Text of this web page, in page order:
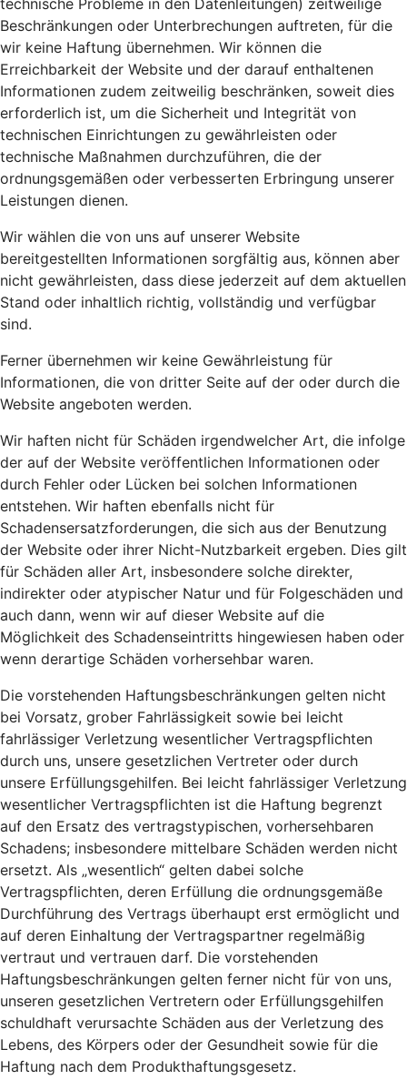
technische Probleme in den Datenleitungen) zeitweilige
Beschränkungen oder Unterbrechungen auftreten, für die
wir keine Haftung übernehmen. Wir können die
Erreichbarkeit der Website und der darauf enthaltenen
Informationen zudem zeitweilig beschränken, soweit dies
erforderlich ist, um die Sicherheit und Integrität von
technischen Einrichtungen zu gewährleisten oder
technische Maßnahmen durchzuführen, die der
ordnungsgemäßen oder verbesserten Erbringung unserer
Leistungen dienen.
Wir wählen die von uns auf unserer Website
bereitgestellten Informationen sorgfältig aus, können aber
nicht gewährleisten, dass diese jederzeit auf dem aktuellen
Stand oder inhaltlich richtig, vollständig und verfügbar
sind.
Ferner übernehmen wir keine Gewährleistung für
Informationen, die von dritter Seite auf der oder durch die
Website angeboten werden.
Wir haften nicht für Schäden irgendwelcher Art, die infolge
der auf der Website veröffentlichen Informationen oder
durch Fehler oder Lücken bei solchen Informationen
entstehen. Wir haften ebenfalls nicht für
Schadensersatzforderungen, die sich aus der Benutzung
der Website oder ihrer Nicht-Nutzbarkeit ergeben. Dies gilt
für Schäden aller Art, insbesondere solche direkter,
indirekter oder atypischer Natur und für Folgeschäden und
auch dann, wenn wir auf dieser Website auf die
Möglichkeit des Schadenseintritts hingewiesen haben oder
wenn derartige Schäden vorhersehbar waren.
Die vorstehenden Haftungsbeschränkungen gelten nicht
bei Vorsatz, grober Fahrlässigkeit sowie bei leicht
fahrlässiger Verletzung wesentlicher Vertragspflichten
durch uns, unsere gesetzlichen Vertreter oder durch
unsere Erfüllungsgehilfen. Bei leicht fahrlässiger Verletzung
wesentlicher Vertragspflichten ist die Haftung begrenzt
auf den Ersatz des vertragstypischen, vorhersehbaren
Schadens; insbesondere mittelbare Schäden werden nicht
ersetzt. Als „wesentlich“ gelten dabei solche
Vertragspflichten, deren Erfüllung die ordnungsgemäße
Durchführung des Vertrags überhaupt erst ermöglicht und
auf deren Einhaltung der Vertragspartner regelmäßig
vertraut und vertrauen darf. Die vorstehenden
Haftungsbeschränkungen gelten ferner nicht für von uns,
unseren gesetzlichen Vertretern oder Erfüllungsgehilfen
schuldhaft verursachte Schäden aus der Verletzung des
Lebens, des Körpers oder der Gesundheit sowie für die
Haftung nach dem Produkthaftungsgesetz.